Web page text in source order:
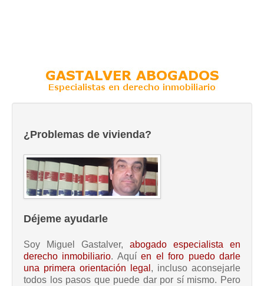
¿Problemas de vivienda?
Déjeme ayudarle
Soy Miguel Gastalver, abogado especialista en
derecho inmobiliario. Aquíen el foro puedo darle
una primera orientación legal , incluso aconsejarle
todos los pasos que puede dar por sí mismo. Pero